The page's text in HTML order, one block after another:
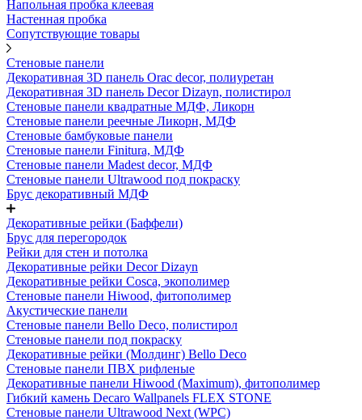
Напольная пробка клеевая
Настенная пробка
Сопутствующие товары
Стеновые панели
Декоративная 3D панель Orac decor, полиуретан
Декоративная 3D панель Decor Dizayn, полистирол
Стеновые панели квадратные МДФ, Ликорн
Стеновые панели реечные Ликорн, МДФ
Стеновые бамбуковые панели
Стеновые панели Finitura, МДФ
Стеновые панели Madest decor, МДФ
Стеновые панели Ultrawood под покраску
Брус декоративный МДФ
Декоративные рейки (Баффели)
Брус для перегородок
Рейки для стен и потолка
Декоративные рейки Decor Dizayn
Декоративные рейки Cosca, экополимер
Стеновые панели Hiwood, фитополимер
Акустические панели
Стеновые панели Bello Deco, полистирол
Стеновые панели под покраску
Декоративные рейки (Молдинг) Bello Deco
Стеновые панели ПВХ рифленые
Декоративные панели Hiwood (Maximum), фитополимер
Гибкий камень Decaro Wallpanels FLEX STONE
Стеновые панели Ultrawood Next (WPC)